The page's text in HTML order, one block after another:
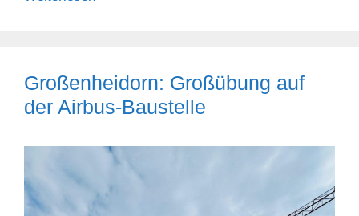
Großenheidorn: Großübung auf
der Airbus-Baustelle